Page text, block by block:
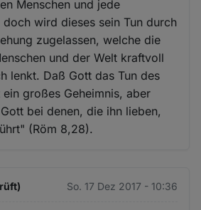
Menschen und jede
doch wird dieses sein Tun durch
zugelassen, welche die
und der Welt kraftvoll
lenkt. Daß Gott das Tun des
großes Geheimnis, aber
bei denen, die ihn lieben,
(Röm 8,28).
So. 17 Dez 2017 - 10:36